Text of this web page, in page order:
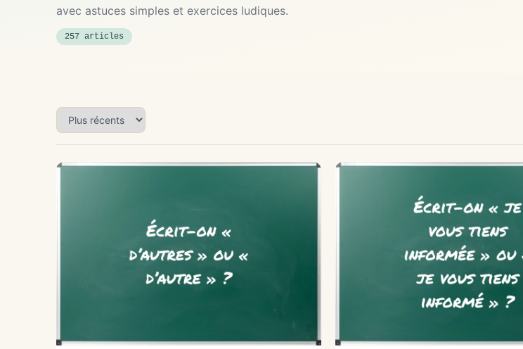
avec astuces simples et exercices ludiques.
257 articles